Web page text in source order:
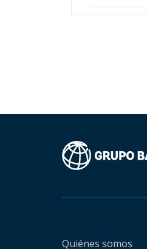
Quiénes somos